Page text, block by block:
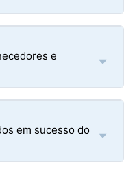
e
em sucesso do